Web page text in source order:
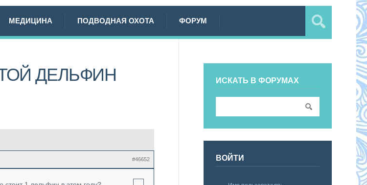
МЕДИЦИНА ПОДВОДНАЯ ОХОТА ФОРУМ
ДЕЛЬФИН
#46652
ИСКАТЬ В ФОРУМАХ
ВОЙТИ